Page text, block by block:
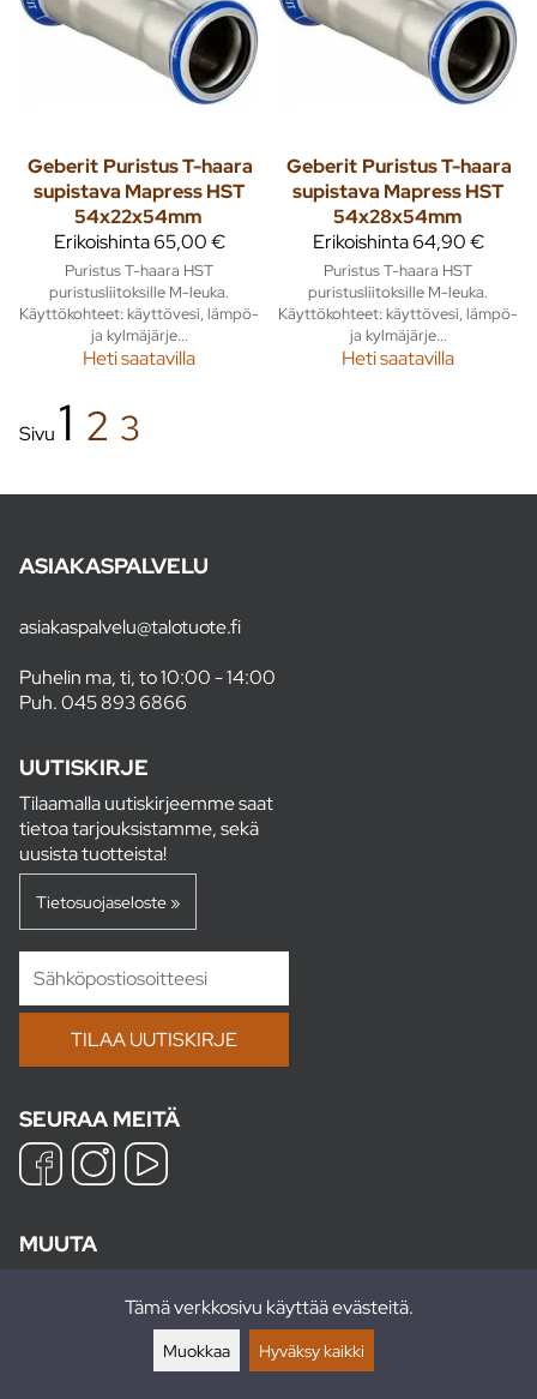
Geberit Puristus T-haara
supistava Mapress HST
54x22x54mm
Erikoishinta65,00 €
Puristus T-haara HST
puristusliitoksille M-leuka.
Käyttökohteet: käyttövesi, lämpö-
ja kylmäjärje...
Heti saatavilla
Geberit Puristus T-haara
supistava Mapress HST
54x28x54mm
Erikoishinta64,90 €
Puristus T-haara HST
puristusliitoksille M-leuka.
Käyttökohteet: käyttövesi, lämpö-
ja kylmäjärje...
Heti saatavilla
Sivu 1 2 3
ASIAKASPALVELU
asiakaspalvelu@talotuote.fi
Puhelin ma, ti, to 10:00 - 14:00
Puh.045 893 6866
UUTISKIRJE
Tilaamalla uutiskirjeemme saat
tietoa tarjouksistamme, sekä
uusista tuotteista!
Tietosuojaseloste »
SEURAA MEITÄ
MUUTA
Tämä verkkosivu käyttää evästeitä.
Muokkaa Hyväksy kaikki